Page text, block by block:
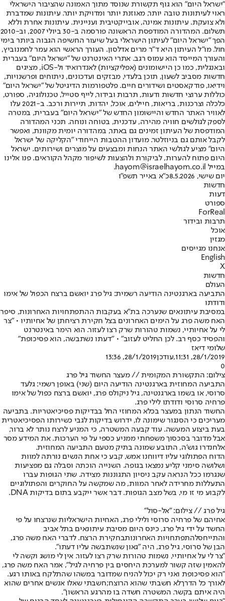
"ישראל היום" הוא גוף תקשורת שנוסד מתוך האמונה שהציבור הישראלי
ראוי לעיתונות טובה יותר, מאוזנת יותר ומדויקת יותר. עיתונות שמדברת
ולא צועקת. עיתונות אמינה, אובייקטיבית ועניינית. עיתונות אחרת וללא
תשלום. המהדורה המודפסת הראשונה פורסמה ב-30 ביולי 2007, וב-2010
הפך "ישראל היום" לעיתון הישראלי בעל שיעור החשיפה הגבוה ביותר בימי
חול. מו"ל העיתון היא ד"ר מרים אדלסון. העורך הראשי הוא עמר לחמנוביץ,
והעורך המייסד הוא עמוס רגב. אתרי האינטרנט של "ישראל היום" בעברית
ובאנגלית, כמו כן היישומונים (אפליקציות) לאנדרואיד ול-iOS, מציגים
חדשות מסביב לשעון, תוכן בלעדי, מבזקים ועדכונים, ניתוחים ופרשנויות,
וידיאו, פודקאסטים ושידורים חיים. פלטפורמות הדיגיטל של "ישראל היום"
כוללות ערוצי חדשות ודעות, תרבות ובידור, לייף סטייל, טכנולוגיה, ספורט,
כלכלה וצרכנות, בריאות, חיילים, אוכל, יהדות, תיירות ורכב. ב-2021 עלו
לאוויר האתר החדש והיישומון החדש של "ישראל היום" בעברית, במטרה
לספק לגולשים חוויה מהירה, עדכנית, בטוחה ונוחה. תכני המהדורה
המודפסת של העיתון זמינים גם באתר, במהדורה יומית מקוונת, ואפשר
לקבל אותם גם בניוזלטר. מועדון ההטבות הייחודי "הקליקה של ישראל
היום" מציע לגולשי האתר הנחות ומבצעים על מוצרים ושירותים. ישראל
היום פתוח להערות, לביקורת ולהצעות לשיפור מקהל הקוראים. פנו אלינו
במייל hayom@israelhayom.co.il.
יום שישי, 8.5.2026
כ"א באייר תשפ"ו
חדשות
דעות
ספורט
ForReal
תרבות ובידור
אוכל
מגזין
אנחנו מגייסים
English
X
חדשות
העולם
התביעה בארגנטינה הודיעה רשמית: גיל פרג יואשם ברצח הכפול של אימו
ודודתו
במסיבת עיתונאים שנערכה בת"א בעקבות ההתפתחויות האחרונות, סיפר
האח משה פרג על הימים האחרונים בצל חקירת רציחתן של אחיותיו • "צר
לי על אחיותיי, נשמות טהורות שרק רצו לעזור. הוא הימר באינטרנט
והפסיד כסף רב. לכן החליט לעזוב" • "דעתו נשתבשה, הוא פסיכופת"
שלומי דיאז
28/1/2019, 11:31
,עודכן28/1/2019, 13:36
0
צילום: התקשורת המקומית // מעצר החשוד גיל פרג
התביעה המחוזית בארגנטינה הודיעה היום (שני) באופן רשמי: גלעד
סרוסי, או בשמו בארגנטינה, גיל ניקולס פרג, יואשם ברצח כפול של אימו
פרחיה סרוסי ודודתו לילי פרג.
החשוד הנתון במעצר בכלא המחוזי החל בבדיקות פסיכיאטריות. בתביעה
מעריכים כי הסנגור שימונה לו, ידרוש בדיקות לגבי כשירותו הפסיכיאטרית
בעת ביצוע המעשה. עוד קבעה המשטרה, כי המניע לרצח נותר לא ברור,
אבל מדובר בסכסוך משפחתי ממניע כספי על פי הערכות. את המידע מסר
אלחנדרו גוש'ה, התובע שמונה בתיק מטעם התביעה המחוזית.
הדוח הפתולוגי עליו דיווחנו אמש, קבע כי אחת הנשים נורתה למוות
ושלושה סימני קליע נמצאו בגופה. השנייה הוכתה וסבלה גם מפציעות
שנגרמו ככל הנראה עקב ניסיון התגוננות מצידה. שתי הגופות עברו
התעללות מחרידה לאחר המוות, מה שמקשה על החוקרים והפתולוגיים
לקבוע מי זו מי, בשל מצב הגופות. דבר אשר ייקבע בתום בדיקות DNA.
גיל פרג // צילום: "אל-סול"
אחיהם של פרחיה סרוסי ולילי פרג, האחיות הישראליות שנרצחו על פי
החשד על ידי גיל פרג, כינס היום מסיבת עיתונאים בתל אביב
והתייחסלהתפתחויות האחרונותבחקירת הרצח. לדברי האח משה פרג,
הבן של סרוסי, גיל פרג, היה "גאון שנשתבשה עליו דעתו".
"צר לי על אחיותיי, נשמות טהורות שרק רצו לעזור. אין לי מושג וקשה לי
להאמין שזה קשור למערכת היחסים בין פרחיה לגיל", אמר האח משה פרג,
"הוא פסיכופת ואני רק יכול להניח שמדובר במשהו שהתלקח באותו רגע.
לאורך כל הדרךלא חשבתי שהוא הרוצח;חשבתי שאלו אנשים אחרים שהוא
היה איתם בקשר. המשטרה חשדה בו מהרגע הראשון".